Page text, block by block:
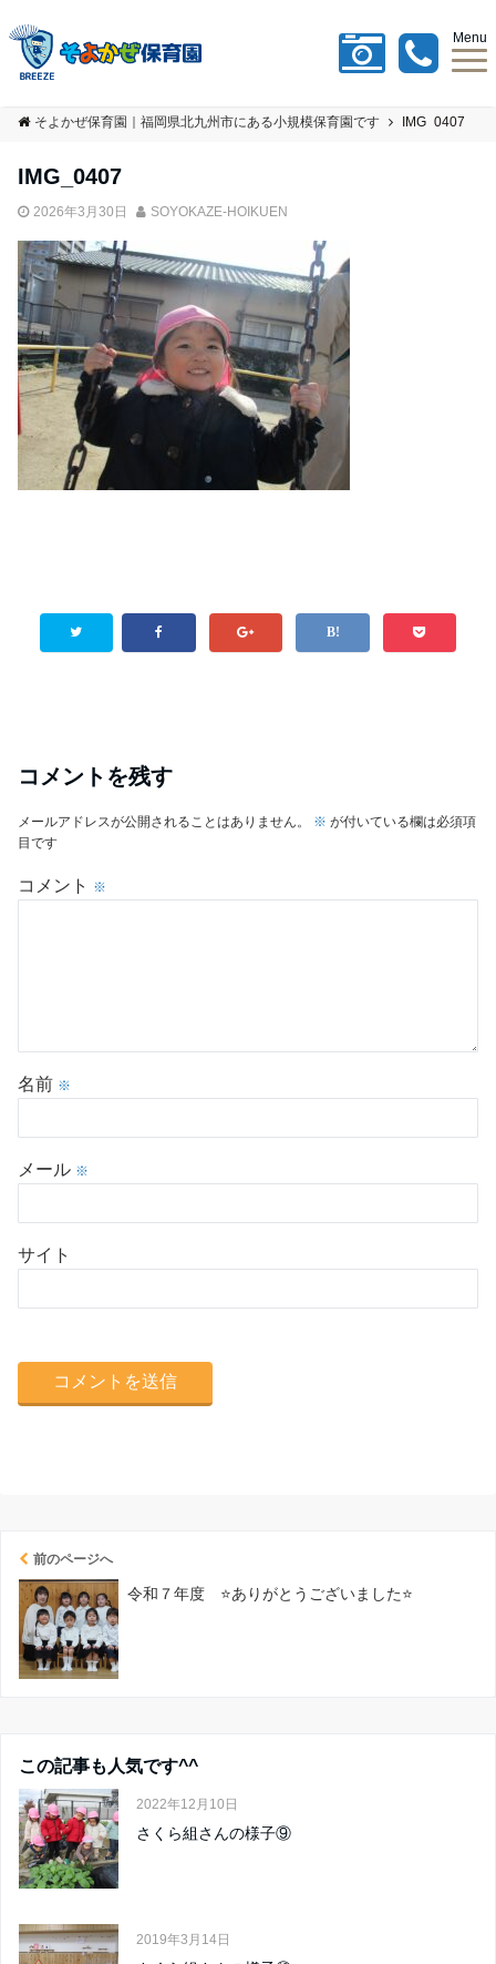
Menu
そよかぜ保育園｜福岡県北九州市にある小規模保育園です IMG_0407
IMG_0407
2026年3月30日 SOYOKAZE-HOIKUEN
コメントを残す
メールアドレスが公開されることはありません。 ※ が付いている欄は必須項
目です
コメント ※
名前 ※
メール ※
サイト
前のページへ
令和７年度 ⭐ありがとうございました⭐
この記事も人気です^^
2022年12月10日
さくら組さんの様子⑨
2019年3月14日